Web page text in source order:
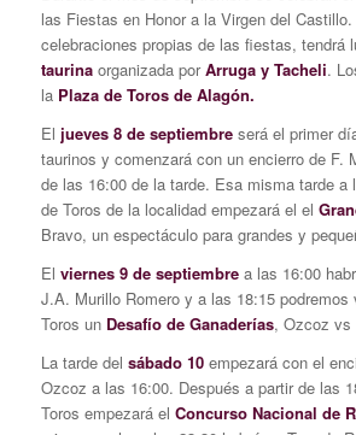
las Fiestas en Honor a la Virgen del
celebraciones propias de las fiestas, tendrá
taurinaorganizada porArruga y Tacheli.
la Plaza de Toros de Alagón.
El jueves 8 de septiembreserá el primer
taurinos y comenzará con un encierro de F.
de las 16:00 de la tarde. Esa misma tarde a
de Toros de la localidad empezará el el
Bravo, un espectáculo para grandes y
El viernes 9 de septiembrea las 16:00
J.A. Murillo Romero y a las 18:15
Toros un Desafío de Ganaderías, Ozcoz vs
La tarde del sábado 10empezará con el
Ozcoz a las 16:00. Después a partir de las
Toros empezará el Concurso Nacional de